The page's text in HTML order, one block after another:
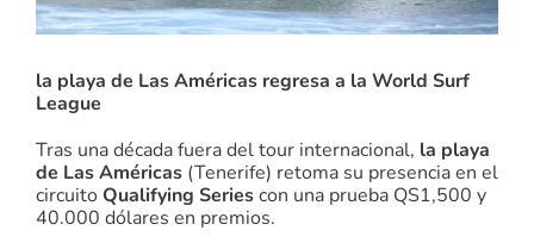
la playa de Las Américas regresa a la World Surf
League
Tras una década fuera del tour internacional, la playa
de Las Américas (Tenerife) retoma su presencia en el
circuito Qualifying Seriescon una prueba QS1,500 y
40.000 dólares en premios.